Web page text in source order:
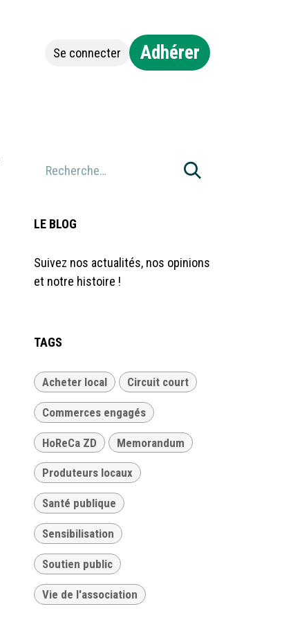
Se connecter Adhérer
LE BLOG
Suivez nos actualités, nos opinions
et notre histoire !
TAGS
Acheter local Circuit court
Commerces engagés
HoReCa ZD Memorandum
Produteurs locaux
Santé publique
Sensibilisation
Soutien public
Vie de l'association